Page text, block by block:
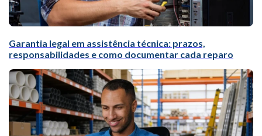
Garantia legal em assistência técnica: prazos,
responsabilidades e como documentar cada reparo